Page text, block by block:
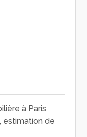
à Paris
estimation de